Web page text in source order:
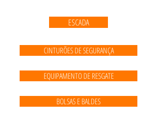
ESCADA
CINTURÕES DE SEGURANÇA
EQUIPAMENTO DE RESGATE
BOLSAS E BALDES